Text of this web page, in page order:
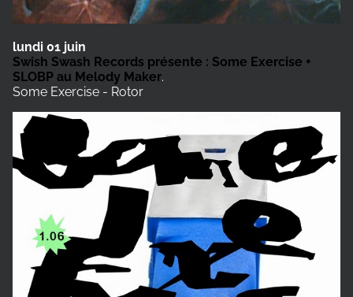
lundi 01 juin
Swish Swash Records présente : Some Exercise +
SLOBP au Melody Maker.
Some Exercise - Rotor